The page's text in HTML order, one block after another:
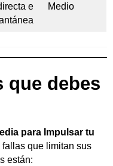
e
Medio
que debes
para Impulsar tu
que limitan sus
están: